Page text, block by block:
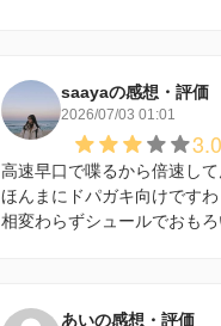
saayaの感想・評価
2026/07/03 01:01
3.0
高速早口で喋るから倍速し
ほんまにドパガキ向けですわ
相変わらずシュールでおも
あいの感想・評価